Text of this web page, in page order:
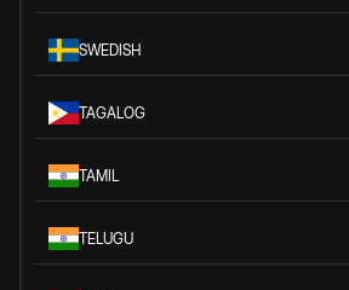
SWEDISH
TAGALOG
TAMIL
TELUGU